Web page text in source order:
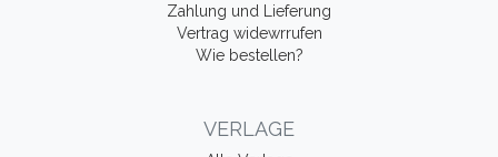
Zahlung und Lieferung
Vertrag widewrrufen
Wie bestellen?
VERLAGE